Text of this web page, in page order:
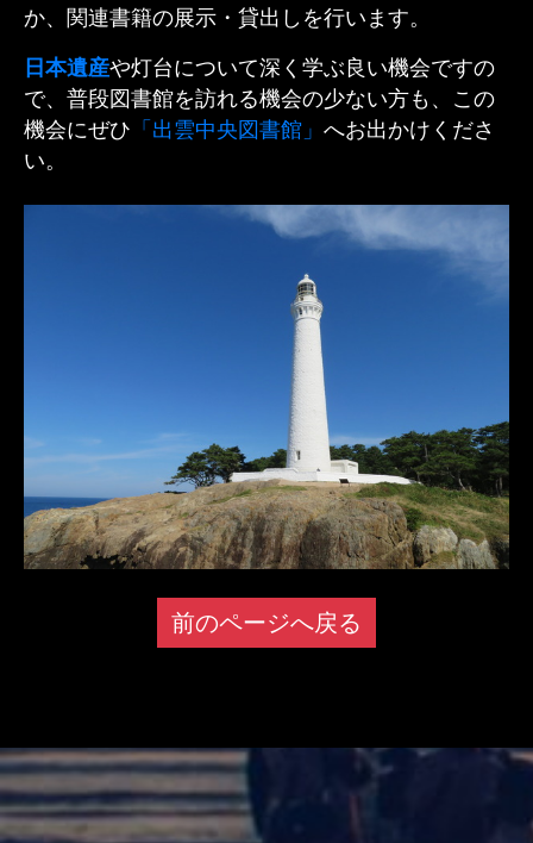
か、関連書籍の展示・貸出しを行います。
日本遺産や灯台について深く学ぶ良い機会ですの
で、普段図書館を訪れる機会の少ない方も、この
機会にぜひ 「出雲中央図書館」 へお出かけくださ
い。
前のページへ戻る